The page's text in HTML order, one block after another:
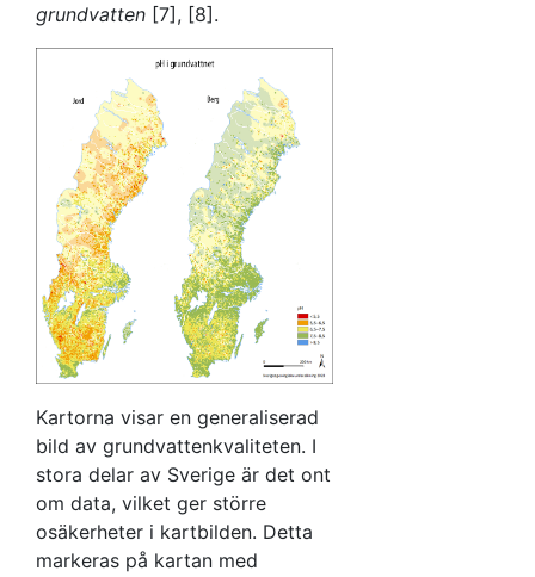
grundvatten [7], [8].
Kartorna visar en generaliserad
bild av grundvattenkvaliteten. I
stora delar av Sverige är det ont
om data, vilket ger större
osäkerheter i kartbilden. Detta
markeras på kartan med